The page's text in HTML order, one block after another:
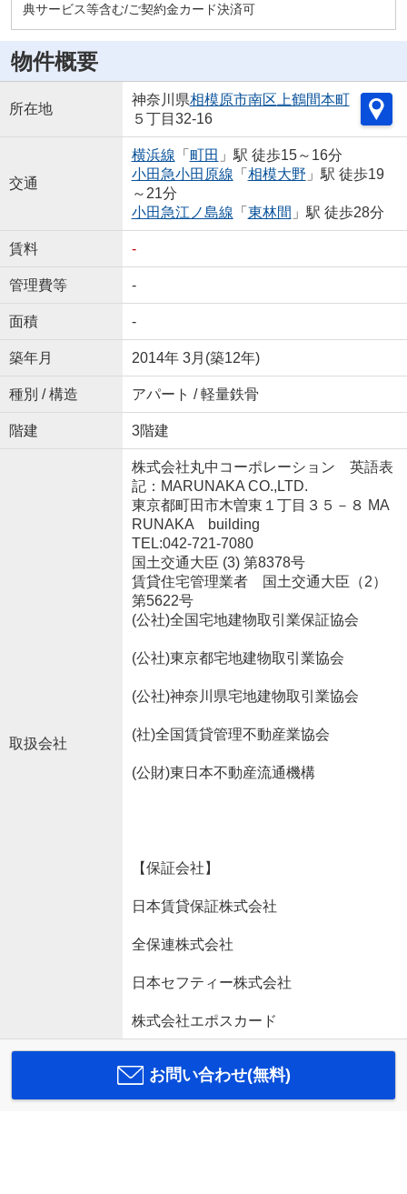
典サービス等含む/ご契約金カード決済可
物件概要
所在地
神奈川県相模原市南区 上鶴間本町
５丁目32-16
交通
横浜線 「 町田 」駅 徒歩15～16分
小田急小田原線 「 相模大野 」駅 徒歩19
～21分
小田急江ノ島線 「 東林間 」駅 徒歩28分
賃料 -
管理費等 -
面積 -
築年月 2014年 3月(築12年)
種別 / 構造 アパート / 軽量鉄骨
階建 3階建
取扱会社
株式会社丸中コーポレーション 英語表
記：MARUNAKA CO.,LTD.
東京都町田市木曽東１丁目３５－８ MA
RUNAKA building
TEL:042-721-7080
国土交通大臣 (3) 第8378号
賃貸住宅管理業者 国土交通大臣（2）
第5622号
(公社)全国宅地建物取引業保証協会
(公社)東京都宅地建物取引業協会
(公社)神奈川県宅地建物取引業協会
(社)全国賃貸管理不動産業協会
(公財)東日本不動産流通機構
【保証会社】
日本賃貸保証株式会社
全保連株式会社
日本セフティー株式会社
株式会社エポスカード
お問い合わせ(無料)